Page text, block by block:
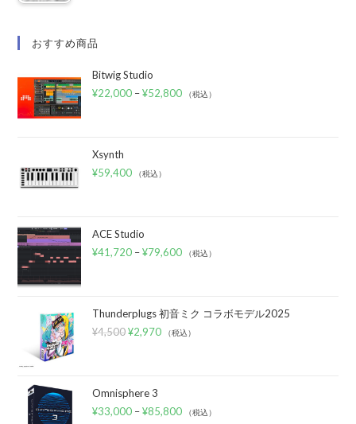
おすすめ商品
Bitwig Studio
¥22,000 –¥52,800 （税込）
Xsynth
¥59,400 （税込）
ACE Studio
¥41,720 –¥79,600 （税込）
Thunderplugs 初音ミク コラボモデル2025
¥4,500 ¥2,970 （税込）
Omnisphere 3
¥33,000 –¥85,800 （税込）